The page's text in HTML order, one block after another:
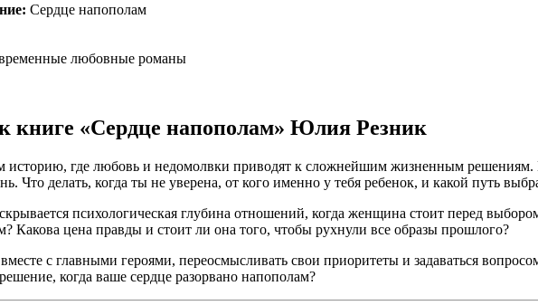
Сердце напополам
любовные романы
книге «Сердце напополам» Юлия Резник
историю, где любовь и недомолвки приводят к сложнейшим жизненным
Что делать, когда ты не уверена, от кого именно у тебя ребенок, и какой путь
психологическая глубина отношений, когда женщина стоит перед
Какова цена правды и стоит ли она того, чтобы рухнули все образы прошлого?
с главными героями, переосмысливать свои приоритеты и задаваться
когда ваше сердце разорвано напополам?